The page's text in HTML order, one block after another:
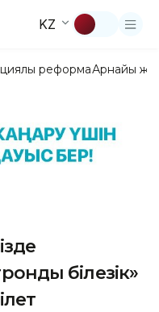
KZ
реформаАрнайы
білезік»